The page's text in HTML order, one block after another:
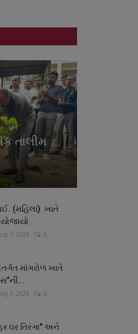
તાલીમ
(મહિલા) ખાતે
યોજાયો
7, 2026 0
માંગરોળ ખાતે
7, 2026 0
ઘર તિરંગા" અને